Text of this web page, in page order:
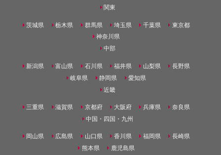
関東
茨城県 栃木県 群馬県 埼玉県 千葉県
東京都
神奈川県
中部
新潟県 富山県 石川県 福井県 山梨県
長野県
岐阜県
静岡県
愛知県
近畿
三重県 滋賀県 京都府 大阪府 兵庫県
奈良県
中国・四国・九州
岡山県 広島県 山口県 香川県 福岡県
長崎県
熊本県
鹿児島県